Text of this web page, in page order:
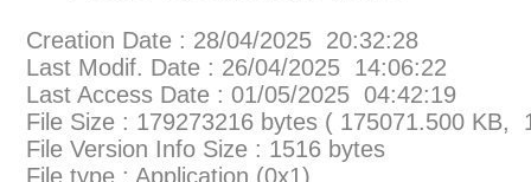
Creation Date : 28/04/2025 20:32:28
Last Modif. Date : 26/04/2025 14:06:22
Last Access Date : 01/05/2025 04:42:19
File Size : 179273216 bytes ( 175071.500 KB,
File Version Info Size : 1516 bytes
File type : Application (0x1)